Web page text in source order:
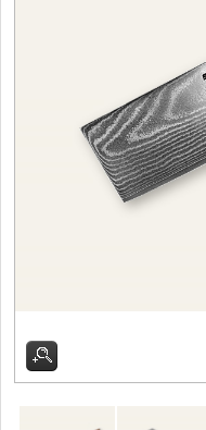
Nože na chleba 27
Vykosťovací nože 41
Steakové nože
Sekáčky a speciální
nože